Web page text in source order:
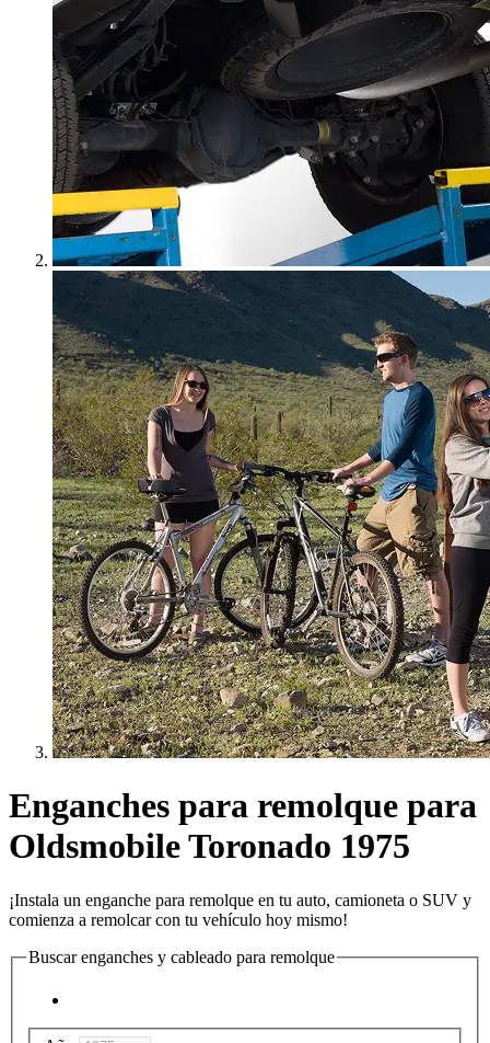
Enganches para remolque para
Oldsmobile Toronado 1975
¡Instala un enganche para remolque en tu auto, camioneta o SUV y
comienza a remolcar con tu vehículo hoy mismo!
Buscar enganches y cableado para remolque